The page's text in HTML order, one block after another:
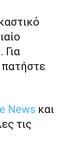
Για
News και
τις